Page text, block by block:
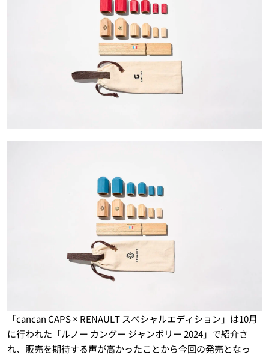
「cancan CAPS × RENAULT スぺシャルエディション」は10月
に行われた「ルノー カングー ジャンボリー 2024」で紹介さ
れ、販売を期待する声が高かったことから今回の発売となっ